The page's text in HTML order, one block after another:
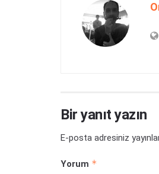
Bir yanıt yazın
E-posta adresiniz
Yorum *